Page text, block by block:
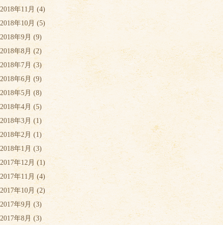
2018年11月 (4)
2018年10月 (5)
2018年9月 (9)
2018年8月 (2)
2018年7月 (3)
2018年6月 (9)
2018年5月 (8)
2018年4月 (5)
2018年3月 (1)
2018年2月 (1)
2018年1月 (3)
2017年12月 (1)
2017年11月 (4)
2017年10月 (2)
2017年9月 (3)
2017年8月 (3)